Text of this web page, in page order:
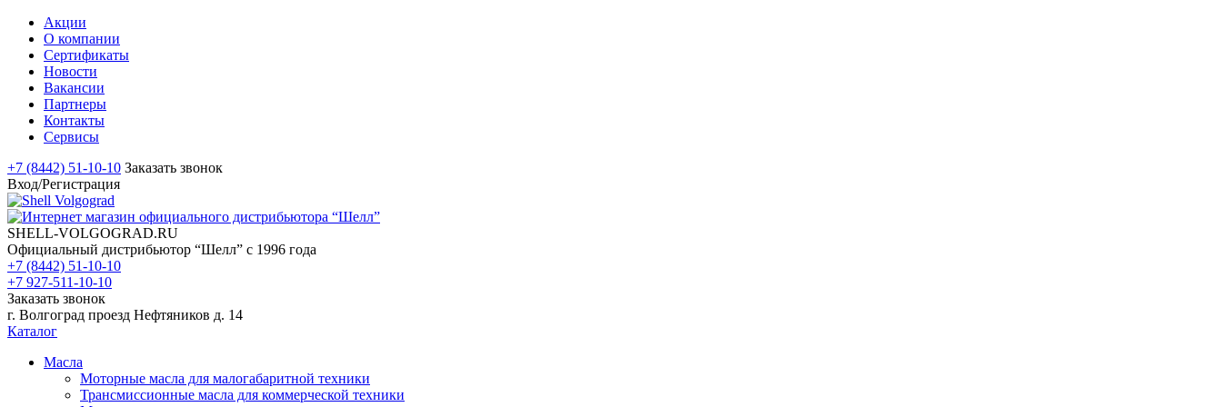
Акции
О компании
Сертификаты
Новости
Вакансии
Партнеры
Контакты
Сервисы
+7 (8442) 51-10-10 Заказать звонок
Вход/Регистрация
SHELL-VOLGOGRAD.RU
Официальный дистрибьютор “Шелл” с 1996 года
+7 (8442) 51-10-10
+7 927-511-10-10
Заказать звонок
г. Волгоград проезд Нефтяников д. 14
Каталог
Масла
Моторные масла для малогабаритной техники
Трансмиссионные масла для коммерческой техники